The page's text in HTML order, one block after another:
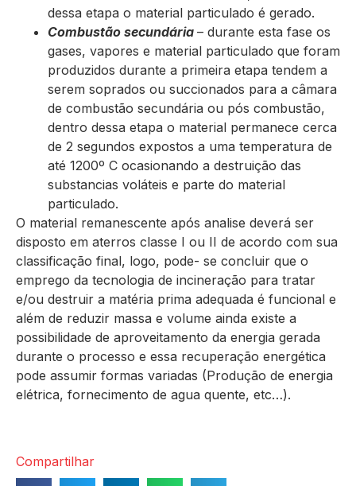
dessa etapa o material particulado é gerado.
Combustão secundária – durante esta fase os
gases, vapores e material particulado que foram
produzidos durante a primeira etapa tendem a
serem soprados ou succionados para a câmara
de combustão secundária ou pós combustão,
dentro dessa etapa o material permanece cerca
de 2 segundos expostos a uma temperatura de
até 1200º C ocasionando a destruição das
substancias voláteis e parte do material
particulado.
O material remanescente após analise deverá ser
disposto em aterros classe I ou II de acordo com sua
classificação final, logo, pode- se concluir que o
emprego da tecnologia de incineração para tratar
e/ou destruir a matéria prima adequada é funcional e
além de reduzir massa e volume ainda existe a
possibilidade de aproveitamento da energia gerada
durante o processo e essa recuperação energética
pode assumir formas variadas (Produção de energia
elétrica, fornecimento de agua quente, etc…).
Compartilhar